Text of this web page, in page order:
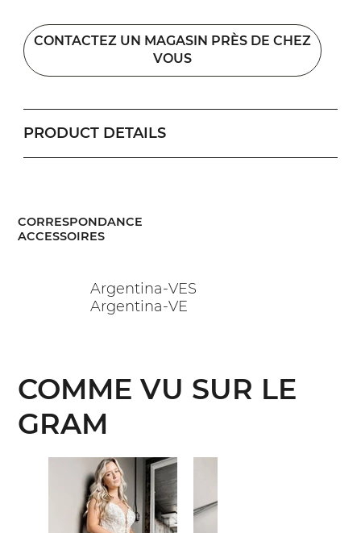
CONTACTEZ UN MAGASIN PRÈS DE CHEZ
VOUS
PRODUCT DETAILS
COMME VU SUR LE
GRAM
CORRESPONDANCE
ACCESSOIRES
Argentina-VES
Argentina-VE